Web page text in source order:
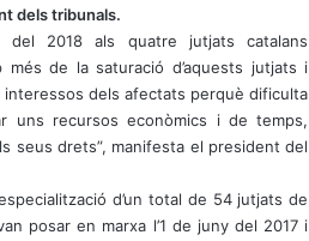
dels tribunals.
del 2018 als quatre jutjats catalans
més de la saturació d’aquests jutjats i
interessos dels afectats perquè dificulta
uns recursos econòmics i de temps,
seus drets”, manifesta el president del
d’un total de 54 jutjats de
posar en marxa l’1 de juny del 2017 i